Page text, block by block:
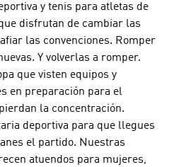
y tenis para atletas de
disfrutan de cambiar las
las convenciones. Romper
Y volverlas a romper.
que visten equipos y
en preparación para el
la concentración.
deportiva para que llegues
el partido. Nuestras
atuendos para mujeres,